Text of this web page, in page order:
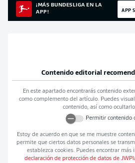
¡MÁS BUNDESLIGA EN LA
APP!
APP
Contenido editorial
En este apartado encontrarás contenido
como complemento del artículo. Puedes
contenido, así como
Permitir contenido
Estoy de acuerdo en que se me muestre
permite que ciertos datos personales se
establezca cookies. Puedes encontrar más
declaración de protección de datos de